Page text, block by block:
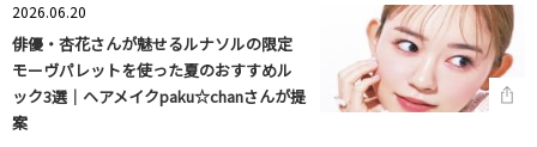
2026.06.20
俳優・杏花さんが魅せるルナソルの限定
モーヴパレットを使った夏のおすすめル
ック3選｜ヘアメイクpaku☆chanさんが提
案